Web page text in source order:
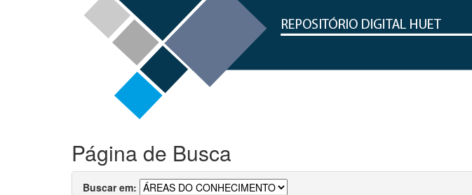
Página de Busca
Buscar em: